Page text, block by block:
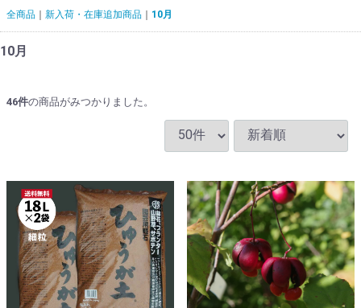
全商品 新入荷・在庫追加商品 10月
10月
46件の商品がみつかりました。